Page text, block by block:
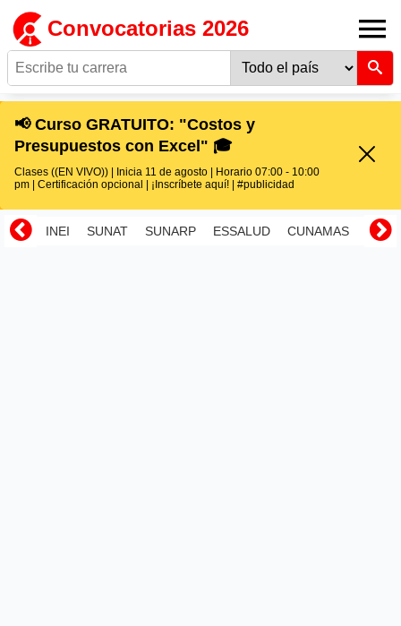
Convocatorias 2026
📢 Curso GRATUITO: "Costos y
Presupuestos con Excel" 🎓
Clases ((EN VIVO)) | Inicia 11 de agosto | Horario 07:00 - 10:00
pm | Certificación opcional | ¡Inscríbete aquí! | #publicidad
INEI SUNAT SUNARP ESSALUD CUNAMAS